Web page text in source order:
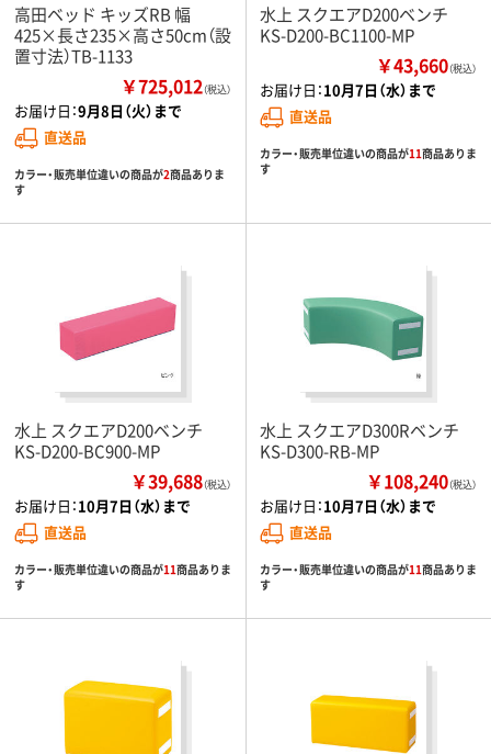
高田ベッド キッズRB 幅
425×長さ235×高さ50cm（設
置寸法）TB-1133
￥725,012（税込）
お届け日：9月8日（火）まで
直送品
カラー・販売単位違いの商品が2商品ありま
す
水上 スクエアD200ベンチ
KS-D200-BC1100-MP
￥43,660（税込）
お届け日：10月7日（水）まで
直送品
カラー・販売単位違いの商品が11商品ありま
す
水上 スクエアD200ベンチ
KS-D200-BC900-MP
￥39,688（税込）
お届け日：10月7日（水）まで
直送品
カラー・販売単位違いの商品が11商品ありま
す
水上 スクエアD300Rベンチ
KS-D300-RB-MP
￥108,240（税込）
お届け日：10月7日（水）まで
直送品
カラー・販売単位違いの商品が11商品ありま
す